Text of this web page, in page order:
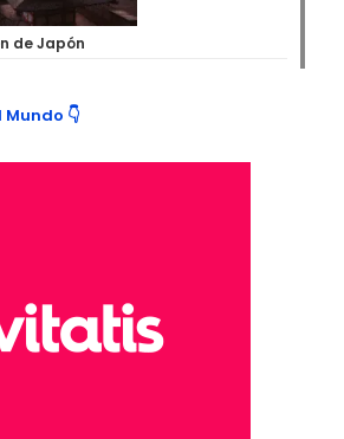
de Japón
👇